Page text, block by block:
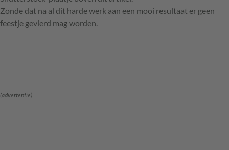
Zonde dat na al dit harde werk aan een mooi resultaat er geen
feestje gevierd mag worden.
(advertentie)